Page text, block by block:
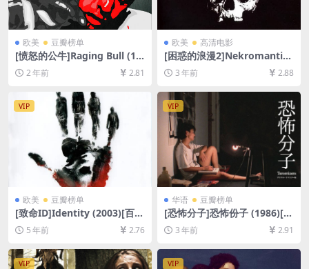
欧美 豆瓣榜单
[愤怒的公牛]Raging Bull (19
80)[百度网盘+夸克网盘1080P
超清未删减资源][网盘在线播
幕]
2 年前 2.81
欧美 高清电影
[困惑的浪漫2]Nekromantik
2 (1991)[百度网盘+夸克网盘1
080P超清未删减资源][网盘在
文字幕]
3 年前 2.88
VIP
欧美 豆瓣榜单
[致命ID]Identity (2003)[百度
网盘+迅雷云盘资源1080P超
清未删减][MP4/5.7GB][中英
字幕]
5 年前 2.76
VIP
华语 豆瓣榜单
[恐怖分子]恐怖份子 (1986)[百
度网盘+夸克网盘+迅雷云盘资
源1080P超清未删减][MP4/6
GB][中文字幕]
3 年前 2.91
VIP VIP